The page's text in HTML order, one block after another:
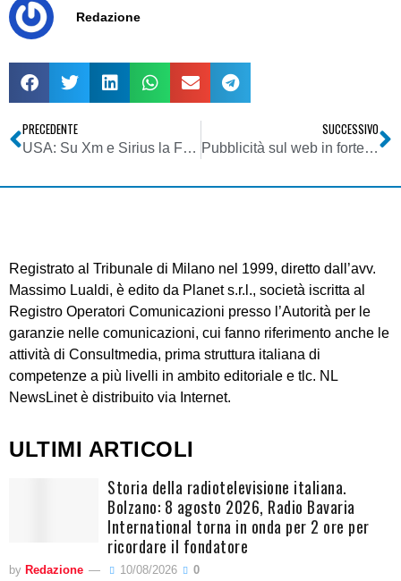
Redazione
PRECEDENTE
USA: Su Xm e Sirius la FCC tace da 16 mesi
SUCCESSIVO
Pubblicità sul web in forte crescita
Registrato al Tribunale di Milano nel 1999, diretto dall’avv.
Massimo Lualdi, è edito da Planet s.r.l., società iscritta al
Registro Operatori Comunicazioni presso l’Autorità per le
garanzie nelle comunicazioni, cui fanno riferimento anche le
attività di Consultmedia, prima struttura italiana di
competenze a più livelli in ambito editoriale e tlc. NL
NewsLinet è distribuito via Internet.
ULTIMI ARTICOLI
Storia della radiotelevisione italiana.
Bolzano: 8 agosto 2026, Radio Bavaria
International torna in onda per 2 ore per
ricordare il fondatore
by Redazione 10/08/2026 0